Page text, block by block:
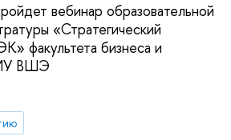
вебинар образовательной
«Стратегический
факультета бизнеса и
ВШЭ